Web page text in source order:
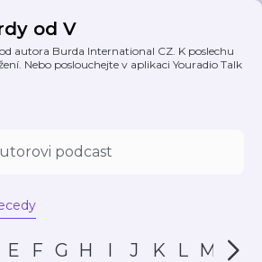
od V
autora Burda International CZ. K poslechu
Nebo poslouchejte v aplikaci Youradio Talk
E F G H I J K L M N